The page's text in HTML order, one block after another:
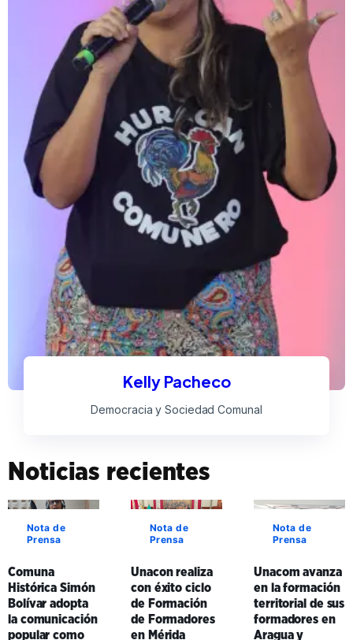
Kelly Pacheco
Democracia y Sociedad Comunal
Noticias recientes
Nota de
Prensa
Comuna
Histórica Simón
Bolívar adopta
la comunicación
popular como
Nota de
Prensa
Unacon realiza
con éxito ciclo
de Formación
de Formadores
en Mérida
Nota de
Prensa
Unacom avanza
en la formación
territorial de sus
formadores en
Aragua y